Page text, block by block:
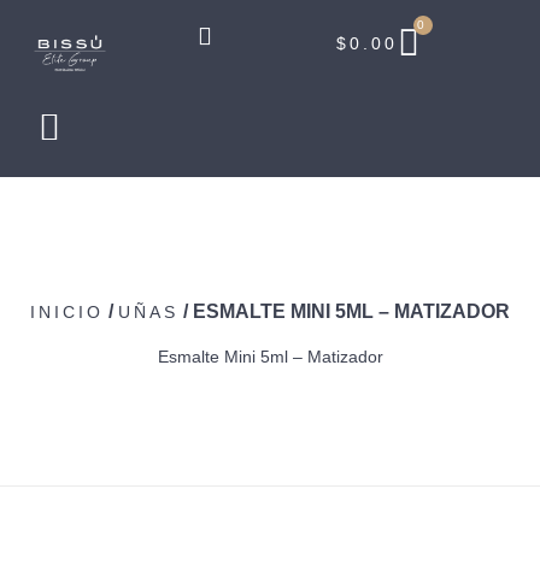
$0.00
0
INICIO / UÑAS / ESMALTE MINI 5ML – MATIZADOR
Esmalte Mini 5ml – Matizador